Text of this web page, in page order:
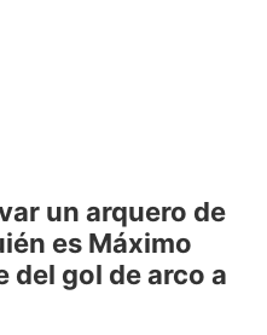
un arquero de
es Máximo
del gol de arco a